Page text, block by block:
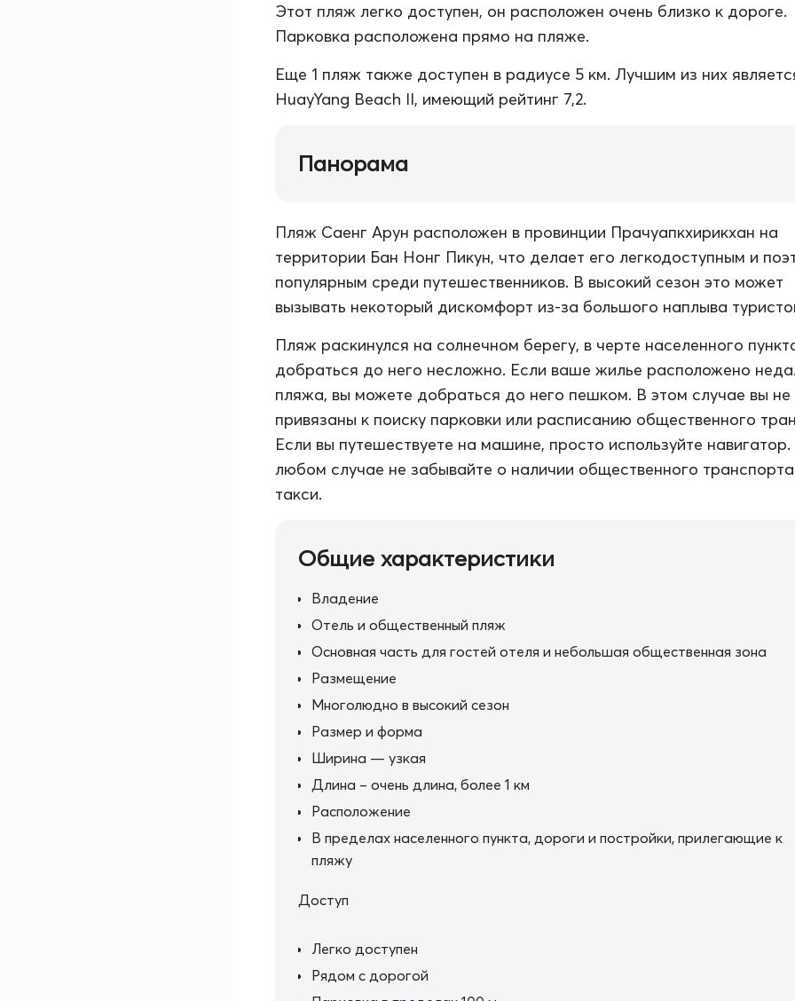
Этот пляж легко доступен, он расположен очень близко к дороге.
Парковка расположена прямо на пляже.
Еще 1 пляж также доступен в радиусе 5 км. Лучшим из них
HuayYang Beach II, имеющий рейтинг 7,2.
Панорама
Пляж Саенг Арун расположен в провинции Прачуапкхирикхан на
территории Бан Нонг Пикун, что делает его легкодоступным и
популярным среди путешественников. В высокий сезон это может
вызывать некоторый дискомфорт из-за большого наплыва
Пляж раскинулся на солнечном берегу, в черте населенного
добраться до него несложно. Если ваше жилье расположено
пляжа, вы можете добраться до него пешком. В этом случае вы не
привязаны к поиску парковки или расписанию общественного
Если вы путешествуете на машине, просто используйте навигатор.
любом случае не забывайте о наличии общественного
такси.
Общие характеристики
Владение
Отель и общественный пляж
Основная часть для гостей отеля и небольшая общественная зона
Размещение
Многолюдно в высокий сезон
Размер и форма
Ширина — узкая
Длина – очень длина, более 1 км
Расположение
В пределах населенного пункта, дороги и постройки, прилегающие к
пляжу
Доступ
Легко доступен
Рядом с дорогой